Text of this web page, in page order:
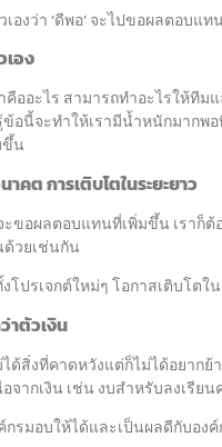
เองว่า ‘ดีพอ’ จะไปขอผลตอบแ
อง
คืออะไร สามารถทำอะไรให้ทีม
อนี้จะทำให้เรามีน้ำหนักมากพอ
ขึ้น
คต การเติบโตในระยะยาว
ะขอผลตอบแทนที่เพิ่มขึ้น เราก็ต้
วยเช่นกัน
โปรเจกต์ใหม่ๆ โอกาสเติบโตใ
าตัวเงิน
ด้สิ่งที่คาดหวังแต่ก็ไม่ได้อยากย้
จากเงิน เช่น งบสำหรับลงเรีย
กรมอบให้ได้และเป็นผลดีกับองค์